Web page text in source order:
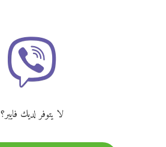
لا يتوفر لديك فايبر؟